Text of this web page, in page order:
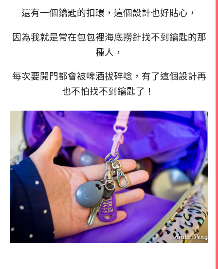
還有一個鑰匙的扣環，這個設計也好貼心，
因為我就是常在包包裡海底撈針找不到鑰匙的那
種人，
每次要開門都會被啤酒拔碎唸，有了這個設計再
也不怕找不到鑰匙了！